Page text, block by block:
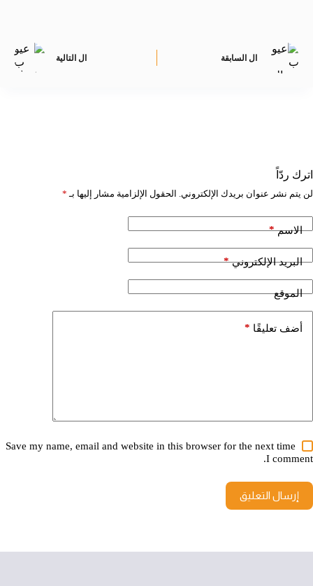
ال السابقة ال التالية
اترك ردّاً
لن يتم نشر عنوان بريدك الإلكتروني. الحقول الإلزامية مشار إليها بـ *
الاسم*
البريد الإلكتروني*
الموقع
أضف تعليقًا *
Save my name, email and website in this browser for the next time
I comment.
إرسال التعليق